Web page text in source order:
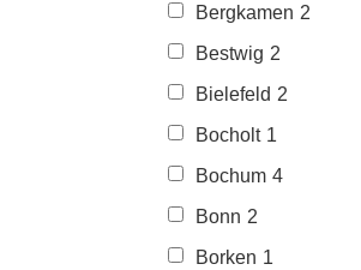
Bergkamen 2
Bestwig 2
Bielefeld 2
Bocholt 1
Bochum 4
Bonn 2
Borken 1